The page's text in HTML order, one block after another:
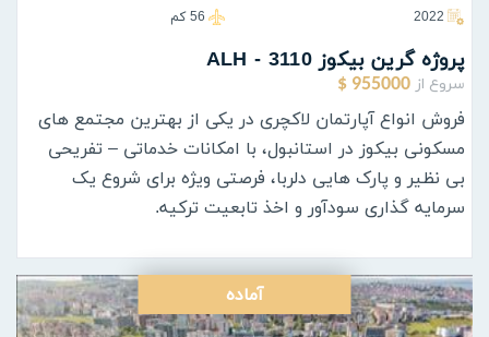
2022
56 كم
پروژه گرين بيكوز ALH - 3110
سروع از 955000 $
فروش انواع آپارتمان لاکچری در یکی از بهترین مجتمع های
مسکونی بیکوز در استانبول، با امکانات خدماتی – تفریحی
بی نظیر و پارک هایی دلربا، فرصتی ویژه برای شروع یک
سرمایه گذاری سودآور و اخذ تابعیت ترکیه.
آماده